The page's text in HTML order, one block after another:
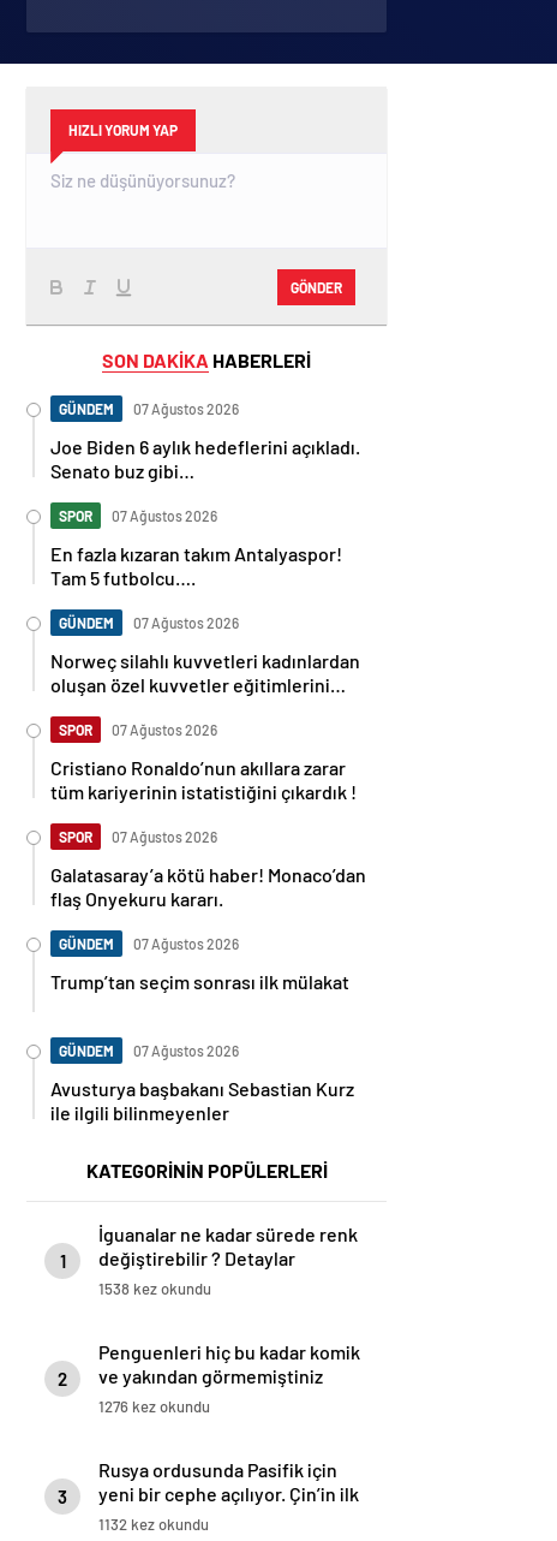
duyurdu!
Bu kış kombinlere
doyacağınız onlarca
detay.
HIZLI YORUM YAP
GÖNDER
SON DAKİKA HABERLERİ
GÜNDEM 07 Ağustos 2026
Joe Biden 6 aylık hedeflerini açıkladı.
Senato buz gibi…
SPOR 07 Ağustos 2026
En fazla kızaran takım Antalyaspor!
Tam 5 futbolcu….
GÜNDEM 07 Ağustos 2026
Norweç silahlı kuvvetleri kadınlardan
oluşan özel kuvvetler eğitimlerini
SPOR 07 Ağustos 2026
Cristiano Ronaldo’nun akıllara zarar
tüm kariyerinin istatistiğini çıkardık !
SPOR 07 Ağustos 2026
Galatasaray’a kötü haber! Monaco’dan
flaş Onyekuru kararı.
GÜNDEM 07 Ağustos 2026
Trump’tan seçim sonrası ilk mülakat
GÜNDEM 07 Ağustos 2026
Avusturya başbakanı Sebastian Kurz
ile ilgili bilinmeyenler
KATEGORİNİN POPÜLERLERİ
1
İguanalar ne kadar sürede renk
değiştirebilir ? Detaylar
burada…
1538 kez okundu
2
Penguenleri hiç bu kadar komik
ve yakından görmemiştiniz
1276 kez okundu
3
Rusya ordusunda Pasifik için
yeni bir cephe açılıyor. Çin’in ilk
tepkisi!
1132 kez okundu